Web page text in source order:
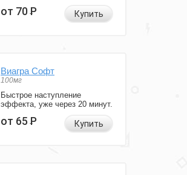
от 70Р Купить
Виагра Софт
100мг
Быстрое наступление
эффекта, уже через 20 минут.
от 65Р Купить